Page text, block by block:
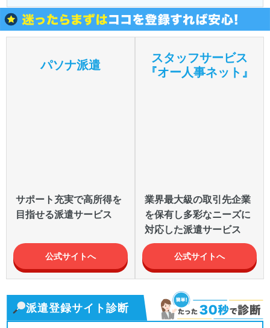
パソナ派遣
サポート充実で高所得を
目指せる派遣サービス
公式サイトへ
スタッフサービス
『オー人事ネット』
業界最大級の取引先企業
を保有し多彩なニーズに
対応した派遣サービス
公式サイトへ
派遣登録サイト診断